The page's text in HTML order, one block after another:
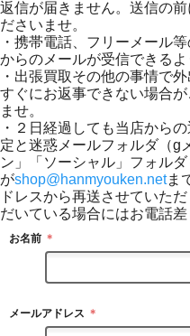
返信が届きません。送信の
ださいませ。
・携帯電話、フリーメール
からのメールが受信できる
・出張買取その他の事情で
すぐにお返事できない場合
ませ。
・２日経過しても当店から
定と迷惑メールフォルダ（g
ン」「ソーシャル」フォル
がshop@hanmyouken.netま
ドレスから再送させていた
だいている場合にはお電話差
お名前 ＊
メールアドレス ＊